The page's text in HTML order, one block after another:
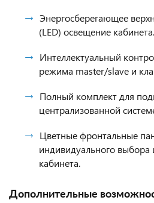
Энергосберегающее
(LED) освещение кабинета.
Интеллектуальный
режима master/slave и
Полный комплект для
централизованной
Цветные фронтальные
индивидуального выбора
кабинета.
Дополнительные